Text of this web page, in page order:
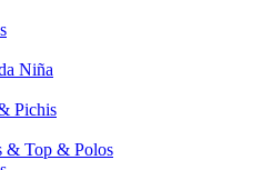
Niña
Pichis
& Top & Polos